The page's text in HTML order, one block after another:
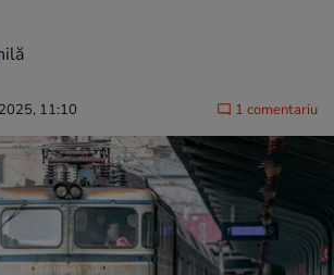
11:10 1 comentariu